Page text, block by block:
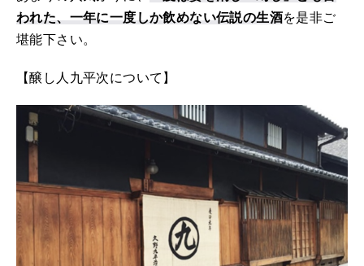
われた、一年に一度しか飲めない伝説の生酒を是非ご
堪能下さい。
【醸し人九平次について】